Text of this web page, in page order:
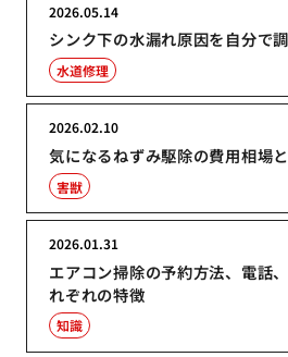
シンク下の水漏れ原因を自分で
2026.05.14
水道修理
気になるねずみ駆除の費用相場
2026.02.10
害獣
エアコン掃除の予約方法、電話
れぞれの特徴
2026.01.31
知識